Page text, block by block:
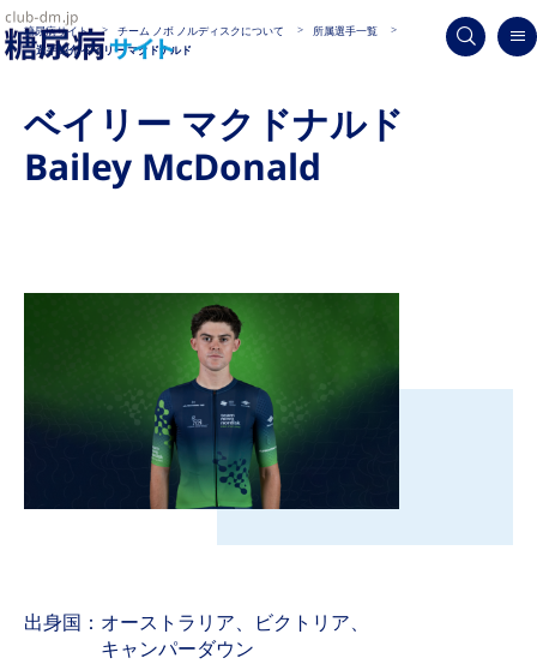
糖尿病サイト チーム ノボ ノルディスクについて
所属選手一覧
選手紹介 ベイリー マクドナルド
ベイリー マクドナルド
Bailey McDonald
出身国：オーストラリア、ビクトリア、
キャンパーダウン